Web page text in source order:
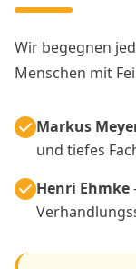
Wir begegnen
Menschen mit
Markus
und tiefes
Henri Ehmke